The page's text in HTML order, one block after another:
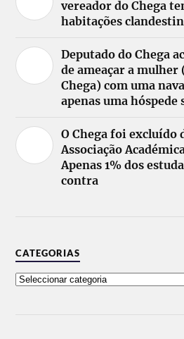
vereador do Chega
habitações
Deputado do Chega
de ameaçar a mulher
Chega) com uma
apenas uma hóspede
O Chega foi excluído
Associação
Apenas 1% dos
contra
CATEGORIAS